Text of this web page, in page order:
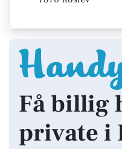
Få billig
private i